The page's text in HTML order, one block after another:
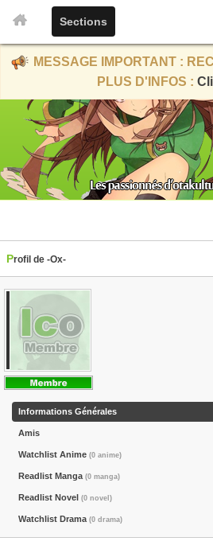
Sections
MESSAGE IMPORTANT :
PLUS D'INFOS :
Profil de -Ox-
Informations Générales
Amis
Watchlist Anime (0 anime)
Readlist Manga (0 manga)
Readlist Novel (0 novel)
Watchlist Drama (0 drama)